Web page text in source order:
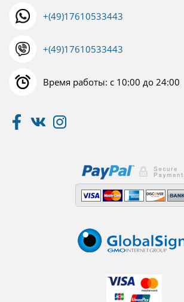
+(49)17610533443
+(49)17610533443
Время работы: с 10:00 до 24:00